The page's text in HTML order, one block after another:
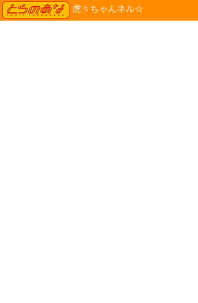
TORANOANA
虎々ちゃんネル☆